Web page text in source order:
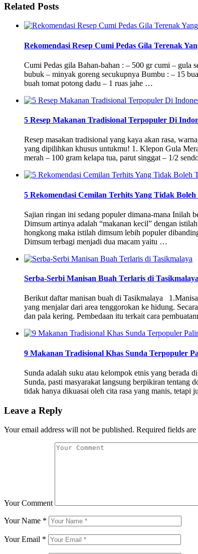
Related Posts
Rekomendasi Resep Cumi Pedas Gila Terenak
Cumi Pedas gila Bahan-bahan : – 500 gr cumi – gula
bubuk – minyak goreng secukupnya Bumbu : – 15
buah tomat potong dadu – 1 ruas jahe …
5 Resep Makanan Tradisional Terpopuler Di
Resep masakan tradisional yang kaya akan rasa,
yang dipilihkan khusus untukmu! 1. Klepon Gula
merah – 100 gram kelapa tua, parut singgat – 1/2
5 Rekomendasi Cemilan Terhits Yang Tidak
Sajian ringan ini sedang populer dimana-mana
Dimsum artinya adalah “makanan kecil” dengan
hongkong maka istilah dimsum lebih populer
Dimsum terbagi menjadi dua macam yaitu …
Serba-Serbi Manisan Buah Terlaris di Tasikmalaya
Berikut daftar manisan buah di Tasikmalaya
yang menjalar dari area tenggorokan ke hidung.
dan pala kering. Pembedaan itu terkait cara
9 Makanan Tradisional Khas Sunda Terpopuler
Sunda adalah suku atau kelompok etnis yang berada
Sunda, pasti masyarakat langsung berpikiran tentang
tidak hanya dikuasai oleh cita rasa yang manis, tetapi
Leave a Reply
Your email address will not be published. Required fields are
Your Comment
Your Name *
Your Email *